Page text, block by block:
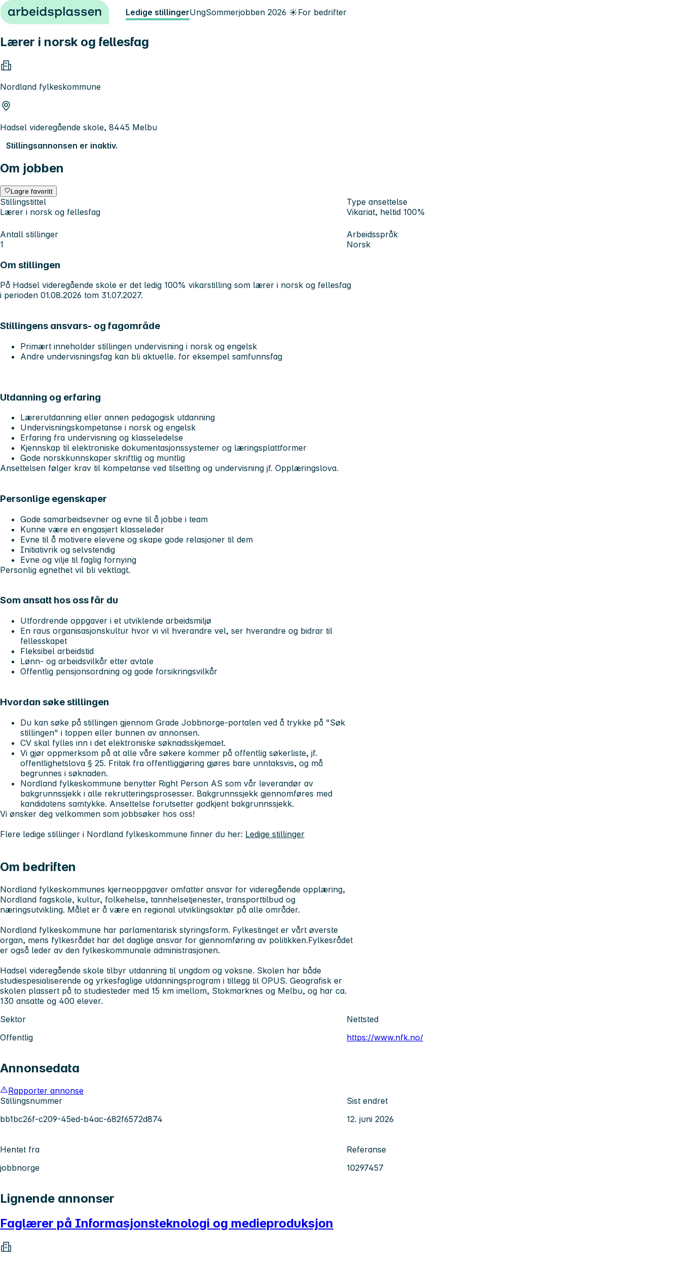
Hopp til innhold Ledige stillingerUngSommerjobben 2026 ☀️For bedrifter
Lærer i norsk og fellesfag
Nordland fylkeskommune
Hadsel videregående skole, 8445 Melbu
Stillingsannonsen er inaktiv.
Om jobben
Lagre favoritt
Stillingstittel
Lærer i norsk og fellesfag
Type ansettelse
Vikariat, heltid 100%
Antall stillinger
1
Arbeidsspråk
Norsk
Om stillingen
På Hadsel videregående skole er det ledig 100% vikarstilling som lærer i norsk og fellesfag
i perioden 01.08.2026 tom 31.07.2027.
Stillingens ansvars- og fagområde
Primært inneholder stillingen undervisning i norsk og engelsk
Andre undervisningsfag kan bli aktuelle. for eksempel samfunnsfag
Utdanning og erfaring
Lærerutdanning eller annen pedagogisk utdanning
Undervisningskompetanse i norsk og engelsk
Erfaring fra undervisning og klasseledelse
Kjennskap til elektroniske dokumentasjonssystemer og læringsplattformer
Gode norskkunnskaper skriftlig og muntlig
Ansettelsen følger krav til kompetanse ved tilsetting og undervisning jf. Opplæringslova.
Personlige egenskaper
Gode samarbeidsevner og evne til å jobbe i team
Kunne være en engasjert klasseleder
Evne til å motivere elevene og skape gode relasjoner til dem
Initiativrik og selvstendig
Evne og vilje til faglig fornying
Personlig egnethet vil bli vektlagt.
Som ansatt hos oss får du
Utfordrende oppgaver i et utviklende arbeidsmiljø
En raus organisasjonskultur hvor vi vil hverandre vel, ser hverandre og bidrar til
fellesskapet
Fleksibel arbeidstid
Lønn- og arbeidsvilkår etter avtale
Offentlig pensjonsordning og gode forsikringsvilkår
Hvordan søke stillingen
Du kan søke på stillingen gjennom Grade Jobbnorge-portalen ved å trykke på "Søk
stillingen" i toppen eller bunnen av annonsen.
CV skal fylles inn i det elektroniske søknadsskjemaet.
Vi gjør oppmerksom på at alle våre søkere kommer på offentlig søkerliste, jf.
offentlighetslova § 25. Fritak fra offentliggjøring gjøres bare unntaksvis, og må
begrunnes i søknaden.
Nordland fylkeskommune benytter Right Person AS som vår leverandør av
bakgrunnssjekk i alle rekrutteringsprosesser. Bakgrunnssjekk gjennomføres med
kandidatens samtykke. Ansettelse forutsetter godkjent bakgrunnssjekk.
Vi ønsker deg velkommen som jobbsøker hos oss!
Flere ledige stillinger i Nordland fylkeskommune finner du her: Ledige stillinger
Om bedriften
Nordland fylkeskommunes kjerneoppgaver omfatter ansvar for videregående opplæring,
Nordland fagskole, kultur, folkehelse, tannhelsetjenester, transporttilbud og
næringsutvikling. Målet er å være en regional utviklingsaktør på alle områder.
Nordland fylkeskommune har parlamentarisk styringsform. Fylkestinget er vårt øverste
organ, mens fylkesrådet har det daglige ansvar for gjennomføring av politikken.Fylkesrådet
er også leder av den fylkeskommunale administrasjonen.
Hadsel videregående skole tilbyr utdanning til ungdom og voksne. Skolen har både
studiespesialiserende og yrkesfaglige utdanningsprogram i tillegg til OPUS. Geografisk er
skolen plassert på to studiesteder med 15 km imellom, Stokmarknes og Melbu, og har ca.
130 ansatte og 400 elever.
Sektor
Offentlig
Nettsted
https://www.nfk.no/
Annonsedata
Rapporter annonse
Stillingsnummer
bb1bc26f-c209-45ed-b4ac-682f6572d874
Sist endret
12. juni 2026
Hentet fra
jobbnorge
Referanse
10297457
Lignende annonser
Faglærer på Informasjonsteknologi og medieproduksjon